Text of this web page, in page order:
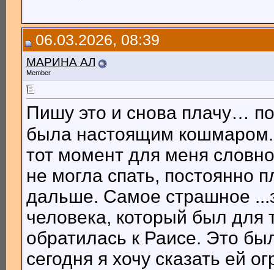
06.03.2026, 08:39
МАРИНА АЛ
Member
Пишу это и снова плачу…
была настоящим
тот момент для меня
не могла спать, постоянно
дальше. Самое страшное
человека, который был для
обратилась к Раисе. Это
сегодня я хочу сказать ей